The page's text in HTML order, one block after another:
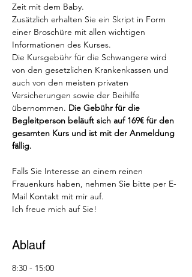
Zeit mit dem Baby.
Zusätzlich erhalten Sie ein Skript in Form
einer Broschüre mit allen wichtigen
Informationen des Kurses.
Die Kursgebühr für die Schwangere wird
von den gesetzlichen Krankenkassen und
auch von den meisten privaten
Versicherungen sowie der Beihilfe
übernommen. Die Gebühr für die
Begleitperson beläuft sich auf 169€ für den
gesamten Kurs und ist mit der Anmeldung
fällig.
Falls Sie Interesse an einem reinen
Frauenkurs haben, nehmen Sie bitte per E-
Mail Kontakt mit mir auf.
Ich freue mich auf Sie!
Ablauf
8:30 - 15:00